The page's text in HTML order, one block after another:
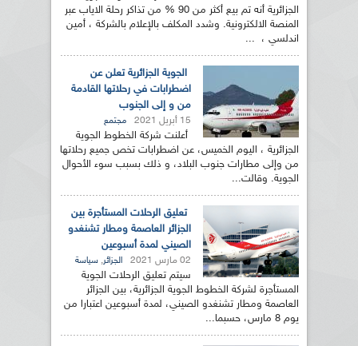
الجزائرية أنه تم بيع أكثر من 90 % من تذاكر رحلة الاياب عبر
المنصة الالكترونية. وشدد المكلف بالإعلام بالشركة ، أمين
اندلسي ، ...
الجوية الجزائرية تعلن عن
اضطرابات في رحلاتها القادمة
من و إلى الجنوب
15 أبريل 2021 مجتمع
أعلنت شركة الخطوط الجوية
الجزائرية ، اليوم الخميس، عن اضطرابات تخص جميع رحلاتها
من وإلى مطارات جنوب البلاد، و ذلك بسبب سوء الأحوال
الجوية. وقالت...
تعليق الرحلات المستأجرة بين
الجزائر العاصمة ومطار تشنغدو
الصيني لمدة أسبوعين
02 مارس 2021 الجزائر, سياسة
سيتم تعليق الرحلات الجوية
المستأجرة لشركة الخطوط الجوية الجزائرية، بين الجزائر
العاصمة ومطار تشنغدو الصيني، لمدة أسبوعين اعتبارا من
يوم 8 مارس، حسبما...